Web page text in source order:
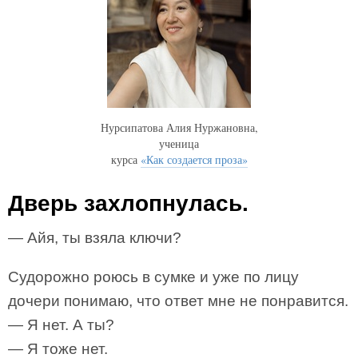
Нурсипатова Алия Нуржановна,
ученица
курса «Как создается проза»
Дверь захлопнулась.
— Айя, ты взяла ключи?
Судорожно роюсь в сумке и уже по лицу
дочери понимаю, что ответ мне не понравится.
— Я нет. А ты?
— Я тоже нет.